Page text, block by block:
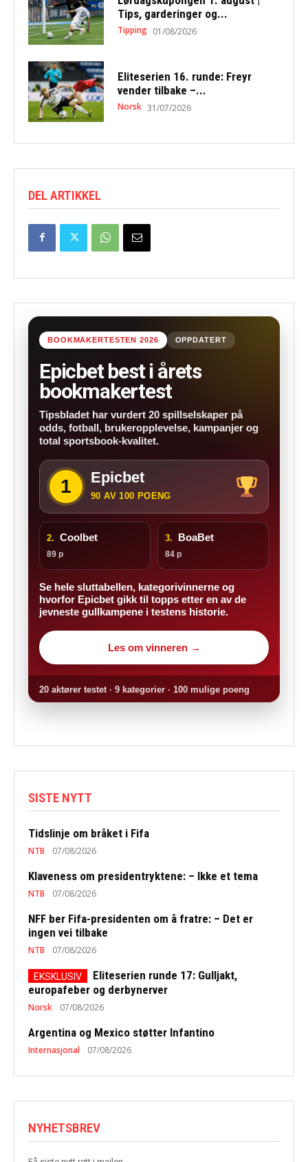
Tips, garderinger og...
Tipping 01/08/2026
Eliteserien 16. runde: Freyr
vender tilbake –...
Norsk 31/07/2026
DEL ARTIKKEL
BOOKMAKERTESTEN 2026 OPPDATERT
Epicbet best i årets
bookmakertest
Tipsbladet har vurdert 20 spillselskaper på
odds, fotball, brukeropplevelse, kampanjer og
total sportsbook-kvalitet.
1 Epicbet
90 AV 100 POENG
2. Coolbet
89 p
3. BoaBet
84 p
Se hele sluttabellen, kategorivinnerne og
hvorfor Epicbet gikk til topps etter en av de
jevneste gullkampene i testens historie.
Les om vinneren →
20 aktører testet · 9 kategorier · 100 mulige poeng
SISTE NYTT
Tidslinje om bråket i Fifa
NTB 07/08/2026
Klaveness om presidentryktene: – Ikke et tema
NTB 07/08/2026
NFF ber Fifa-presidenten om å fratre: – Det er
ingen vei tilbake
NTB 07/08/2026
Eliteserien runde 17: Gulljakt,
europafeber og derbynerver
Norsk 07/08/2026
Argentina og Mexico støtter Infantino
Internasjonal 07/08/2026
NYHETSBREV